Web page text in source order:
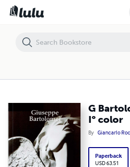
G
I° color
By Giancarlo
Paperback
USD 63.51
G Bartolomei, opere, vol I° color